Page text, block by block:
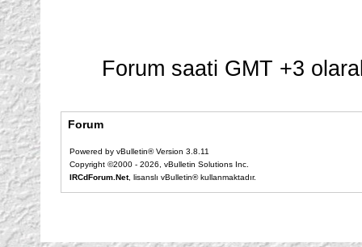
Forum saati GMT +3
Forum
Powered by vBulletin® Version 3.8.11
Copyright ©2000 - 2026, vBulletin Solutions Inc.
IRCdForum.Net, lisanslı vBulletin® kullanmaktadır.